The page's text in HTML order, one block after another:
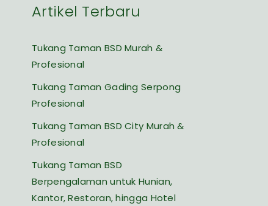
Artikel Terbaru
Tukang Taman BSD Murah &
Profesional
Tukang Taman Gading Serpong
Profesional
Tukang Taman BSD City Murah &
Profesional
Tukang Taman BSD
Berpengalaman untuk Hunian,
Kantor, Restoran, hingga Hotel